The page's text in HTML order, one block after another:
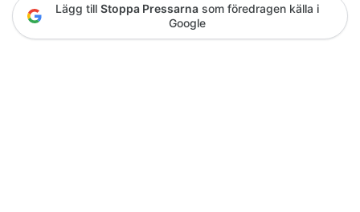
Lägg till Stoppa Pressarna som föredragen källa i
Google